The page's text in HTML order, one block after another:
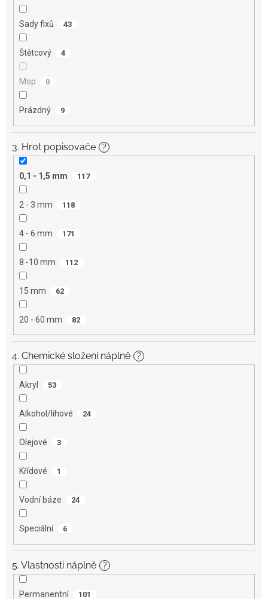
Sady fixů 43
Štětcový 4
Mop 0
Prázdný 9
3. Hrot popisovače ?
0,1 - 1,5 mm 117
2 - 3 mm 118
4 - 6 mm 171
8 -10 mm 112
15 mm 62
20 - 60 mm 82
4. Chemické složení náplně ?
Akryl 53
Alkohol/lihové 24
Olejové 3
Křídové 1
Vodní báze 24
Speciální 6
5. Vlastnosti náplně ?
Permanentní 101